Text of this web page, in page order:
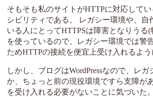
そもそも私のサイトがHTTPに対応して
シビリティである。 レガシー環境や、自
いる人にとってHTTPSは障害となりうる(
を使っているので、レガシー環境では警
ためHTTPの接続を便宜上受け入れるよう
しかし、ブログはWordPressなので、レガ
か、ちょっと前の現役環境ですら支障が
を受け入れる必要がないことに気づいた。